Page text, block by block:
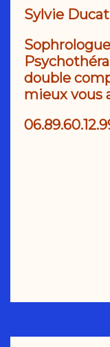
Sylvie
double
mieux vous